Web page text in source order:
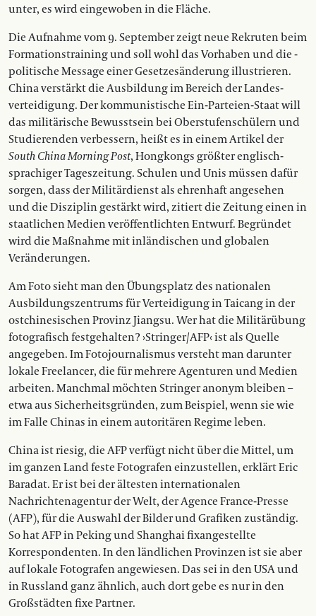
unter, es wird ein­gewoben in die Fläche.
Die Aufnahme vom 9. September zeigt neue Rekruten beim
Formations­training und soll wohl das Vorhaben und die ­
politische Message einer Gesetzes­änderung ­illustrieren.
China verstärkt die Ausbildung im Bereich der Landes­
verteidigung. Der kommunistische ­Ein-Parteien-Staat will
das militärische Bewusstsein bei Oberstufenschülern und
Studierenden verbessern, heißt es in einem Artikel der
South China Morning Post, Hongkongs größter englisch­
sprachiger Tageszeitung. Schulen und Unis müssen dafür
sorgen, dass der Militärdienst als ehrenhaft ange­sehen
und die Disziplin gestärkt wird, zitiert die Zeitung einen in
staatlichen ­Medien veröffentlichten Entwurf. Begründet
wird die Maßnahme mit inländischen und globalen
Veränderungen.
Am Foto sieht man den Übungsplatz des nationalen
Ausbildungszentrums für Verteidigung in Taicang in der
ostchinesischen Provinz Jiangsu. Wer hat die Militärübung
fotografisch festgehalten? ›Stringer/AFP‹ ist als Quelle
angegeben. Im Foto­journalismus versteht man darunter
lokale Freelancer, die für mehrere Agenturen und Medien
arbeiten. Manchmal möchten Stringer ­anonym bleiben –
etwa aus ­Sicherheitsgründen, zum Beispiel, wenn sie wie
im Falle Chinas in einem autoritären Regime leben.
China ist riesig, die AFP verfügt nicht über die Mittel, um
im ganzen Land feste Fotografen einzustellen, erklärt Eric
Baradat. Er ist bei der ältesten internationalen
Nachrichtenagentur der Welt, der Agence France-Presse
(AFP), für die Auswahl der Bilder und Grafiken zuständig.
So hat AFP in Peking und Shanghai fixangestellte
Korrespondenten. In den ländlichen Provinzen ist sie aber
auf lokale Fotografen angewiesen. Das sei in den USA und
in Russland ganz ähnlich, auch dort gebe es nur in den
Großstädten fixe Partner.